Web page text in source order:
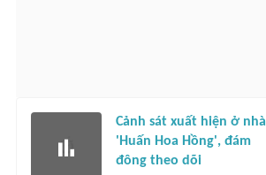
Cảnh sát xuất hiện ở nhà
'Huấn Hoa Hồng', đám
đông theo dõi